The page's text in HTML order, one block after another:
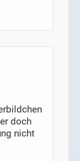
doch
nicht